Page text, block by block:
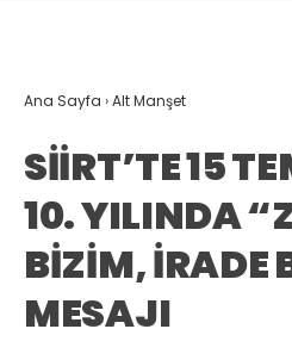
Ana Sayfa ›Alt Manşet
SİİRT’TE 15
10. YILINDA
BİZİM, İRADE
MESAJI